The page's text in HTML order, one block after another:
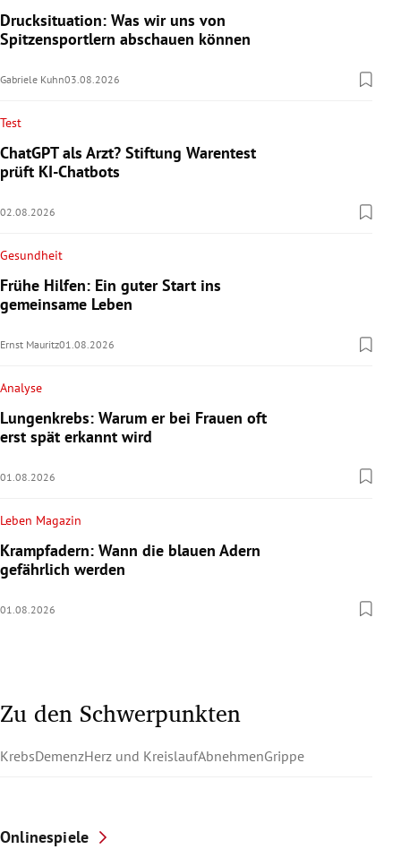
Drucksituation: Was wir uns von
Spitzensportlern abschauen können
Gabriele Kuhn03.08.2026
Test
ChatGPT als Arzt? Stiftung Warentest
prüft KI-Chatbots
02.08.2026
Gesundheit
Frühe Hilfen: Ein guter Start ins
gemeinsame Leben
Ernst Mauritz01.08.2026
Analyse
Lungenkrebs: Warum er bei Frauen oft
erst spät erkannt wird
01.08.2026
Leben Magazin
Krampfadern: Wann die blauen Adern
gefährlich werden
01.08.2026
Zu den Schwerpunkten
KrebsDemenzHerz und KreislaufAbnehmenGrippe
Onlinespiele